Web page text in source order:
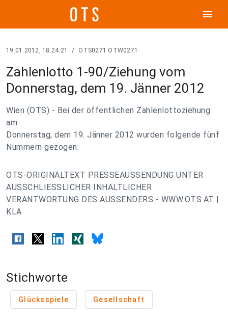
menu
19.01.2012, 18:24:21 / OTS0271 OTW0271
Zahlenlotto 1-90/Ziehung vom
Donnerstag, dem 19. Jänner 2012
Wien (OTS) - Bei der öffentlichen Zahlenlottoziehung
am
Donnerstag, dem 19. Jänner 2012 wurden folgende fünf
Nummern gezogen:
OTS-ORIGINALTEXT PRESSEAUSSENDUNG UNTER
AUSSCHLIESSLICHER INHALTLICHER
VERANTWORTUNG DES AUSSENDERS - WWW.OTS.AT |
KLA
Stichworte
Glücksspiele Gesellschaft